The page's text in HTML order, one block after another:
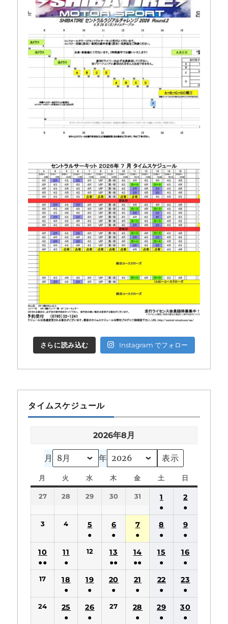
さらに読み込む Instagram でフォロー
タイムスケジュール
2026年8月
月 年
月
曜
日
火
曜
日
水
曜
日
木
曜
日
金
曜
土
曜
日
曜
27 28 29 30 31
1
●
(1
件
の
イ
ベ
ン
ト)
2
●
(1
件
の
イ
ベ
ン
ト)
3 4
5
●
(1
件
の
イ
ベ
ン
ト)
6
●
(1
件
の
イ
ベ
ン
7
●
(1
件
の
イ
ベ
ン
ト)
8
●
(1
件
の
イ
ベ
ン
ト)
9
●
(1
件
の
イ
ベ
ン
ト)
10
●●
(2
件
の
イ
11
●
(1
件
の
イ
ベ
12
13
●●
(2
件
の
イ
14
●●
(2
件
の
イ
ベ
15
●
(1
件
の
イ
ベ
16
●
(1
件
の
イ
ベ
17
18
●
(1
件
19
●
(1
件
20
●
(1
件
21
●
(1
件
22
●
(1
件
23
●
(1
件
24
25
●
26
●
27
28
●
29
●
30
●